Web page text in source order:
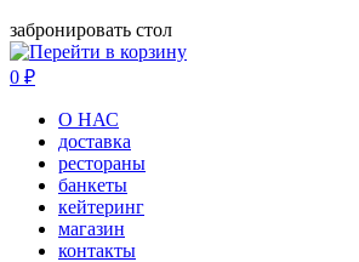
забронировать стол
0 ₽
О НАС
доставка
рестораны
банкеты
кейтеринг
магазин
контакты